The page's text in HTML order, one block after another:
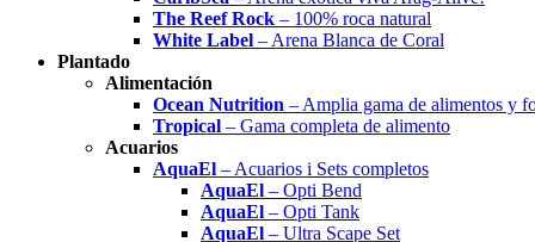
The Reef Rock – 100% roca natural
White Label – Arena Blanca de Coral
Plantado
Alimentación
Ocean Nutrition – Amplia gama de alimentos y
Tropical – Gama completa de alimento
Acuarios
AquaEl – Acuarios i Sets completos
AquaEl – Opti Bend
AquaEl – Opti Tank
AquaEl – Ultra Scape Set